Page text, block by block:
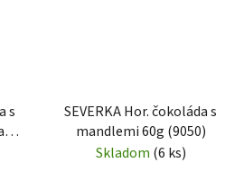
s
SEVERKA Hor. čokoláda s
mandlemi 60g (9050)
Skladom (6 ks)